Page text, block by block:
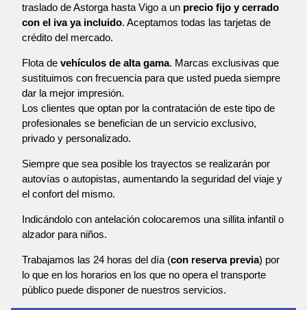
traslado de Astorga hasta Vigo a un precio fijo y cerrado
con el iva ya incluido. Aceptamos todas las tarjetas de
crédito del mercado.
Flota de vehículos de alta gama. Marcas exclusivas que
sustituimos con frecuencia para que usted pueda siempre
dar la mejor impresión.
Los clientes que optan por la contratación de este tipo de
profesionales se benefician de un servicio exclusivo,
privado y personalizado.
Siempre que sea posible los trayectos se realizarán por
autovías o autopistas, aumentando la seguridad del viaje y
el confort del mismo.
Indicándolo con antelación colocaremos una sillita infantil o
alzador para niños.
Trabajamos las 24 horas del día (con reserva previa) por
lo que en los horarios en los que no opera el transporte
público puede disponer de nuestros servicios.